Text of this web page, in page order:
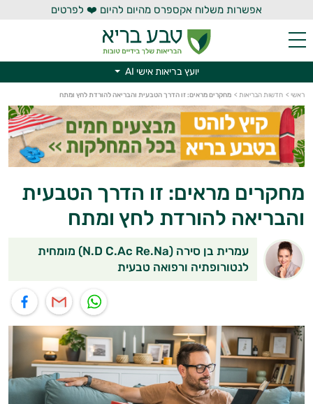
אפשרות משלוח אקספרס מהיום להיום ❤️ לפרטים
יועץ בריאות אישי AI
ראשי > חדשות הבריאות > מחקרים מראים: זו הדרך הטבעית והבריאה להורדת לחץ ומתח
מחקרים מראים: זו הדרך הטבעית
והבריאה להורדת לחץ ומתח
עמרית בן סירה (N.D C.Ac Re.Na) מומחית
לנטורופתיה ורפואה טבעית
יועץ בריאות אישי AI